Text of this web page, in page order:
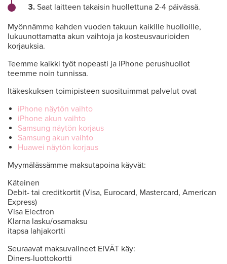
Saat laitteen takaisin huollettuna 2-4 päivässä.
Myönnämme kahden vuoden takuun kaikille huolloille,
lukuunottamatta akun vaihtoja ja kosteusvaurioiden
korjauksia.
Teemme kaikki työt nopeasti ja iPhone perushuollot
teemme noin tunnissa.
Itäkeskuksen toimipisteen suosituimmat palvelut ovat
iPhone näytön vaihto
iPhone akun vaihto
Samsung näytön korjaus
Samsung akun vaihto
Huawei näytön korjaus
Myymälässämme maksutapoina käyvät:
Käteinen
Debit- tai creditkortit (Visa, Eurocard, Mastercard, American
Express)
Visa Electron
Klarna lasku/osamaksu
itapsa lahjakortti
Seuraavat maksuvalineet EIVÄT käy:
Diners-luottokortti